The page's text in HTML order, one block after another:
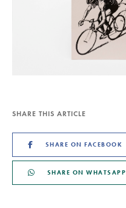
SHARE THIS ARTICLE
SHARE ON FACEBOOK
SHARE ON WHATSAPP